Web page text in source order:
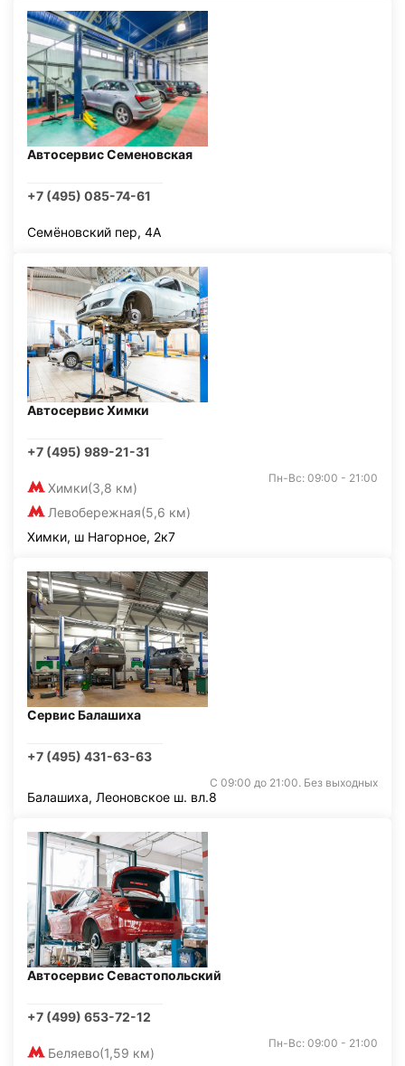
Автосервис Семеновская
+7 (495) 085-74-61
Семёновский пер, 4А
Автосервис Химки
+7 (495) 989-21-31
Химки(3,8 км)
Левобережная(5,6 км)
Пн-Вс: 09:00 - 21:00
Химки, ш Нагорное, 2к7
Сервис Балашиха
+7 (495) 431-63-63
С 09:00 до 21:00. Без выходных
Балашиха, Леоновское ш. вл.8
Автосервис Севастопольский
+7 (499) 653-72-12
Беляево(1,59 км)
Пн-Вс: 09:00 - 21:00